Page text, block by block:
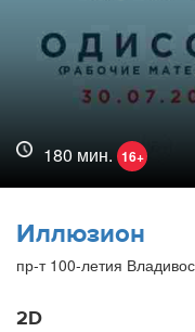
180 мин. 16+
Иллюзион
пр-т 100-летия
2D